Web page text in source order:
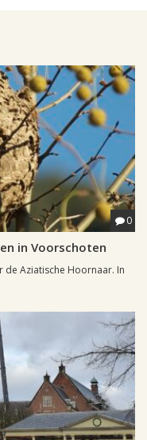
0
in Voorschoten
de Aziatische Hoornaar. In